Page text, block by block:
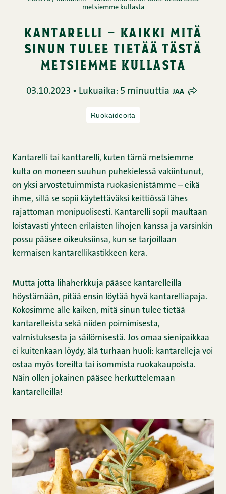
metsiemme kullasta
kantarelli – kaikki mitä
sinun tulee tietää tästä
metsiemme kullasta
03.10.2023 • Lukuaika: 5 minuuttia JAA
Ruokaideoita
Kantarelli tai kanttarelli, kuten tämä metsiemme
kulta on moneen suuhun puhekielessä vakiintunut,
on yksi arvostetuimmista ruokasienistämme – eikä
ihme, sillä se sopii käytettäväksi keittiössä lähes
rajattoman monipuolisesti. Kantarelli sopii maultaan
loistavasti yhteen erilaisten lihojen kanssa ja varsinkin
possu pääsee oikeuksiinsa, kun se tarjoillaan
kermaisen kantarellikastikkeen kera.
Mutta jotta lihaherkkuja pääsee kantarelleilla
höystämään, pitää ensin löytää hyvä kantarelliapaja.
Kokosimme alle kaiken, mitä sinun tulee tietää
kantarelleista sekä niiden poimimisesta,
valmistuksesta ja säilömisestä. Jos omaa sienipaikkaa
ei kuitenkaan löydy, älä turhaan huoli: kantarelleja voi
ostaa myös toreilta tai isommista ruokakaupoista.
Näin ollen jokainen pääsee herkuttelemaan
kantarelleilla!